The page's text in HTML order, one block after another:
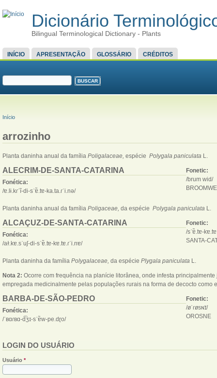
Dicionário
Bilingual Terminological Dictionary - Plants
MENU PRINCIPAL
INÍCIO APRESENTAÇÃO GLOSSÁRIO CRÉDITOS
FORMULÁRIO DE BUSCA
VOCÊ ESTÁ AQUI
Início
arrozinho
Planta daninha anual da família Poligalaceae, espécie Polygala paniculata L.
ALECRIM-DE-SANTA-CATARINA
Fonética:
/ɐ.lɨ.kɾˈĩ-di-sˈɐ̃.tɐ-ka.ta.ɾˈi.nə/
Fonetic:
/brum wid/
Planta daninha anual da família Poligaceae, da espécie Polygala paniculata L.
ALCAÇUZ-DE-SANTA-CATARINA
Fonética:
/aɫ.kɐ.sˈuʃ-di-sˈɐ̃.tɐ-kɐ.tɐ.ɾˈi.nɐ/
Fonetic:
/sˈɐ̃.tɐ-
SANTA-
Planta daninha da família Polygalaceae, da espécie Plygala paniculata L.
Nota 2: Ocorre com frequência na planície litorânea, onde infesta
empregada medicinalmente pelas populações rurais na forma de decocto como
BARBA-DE-SÃO-PEDRO
Fonética:
/ˈʙɑɾʙɑ-d͡ʒɪ-sˈɐ̃w-pe.dɽo/
Fonetic:
/øˈɾøsɴɪ̈/
OROSNE
LOGIN DO USUÁRIO
Usuário *